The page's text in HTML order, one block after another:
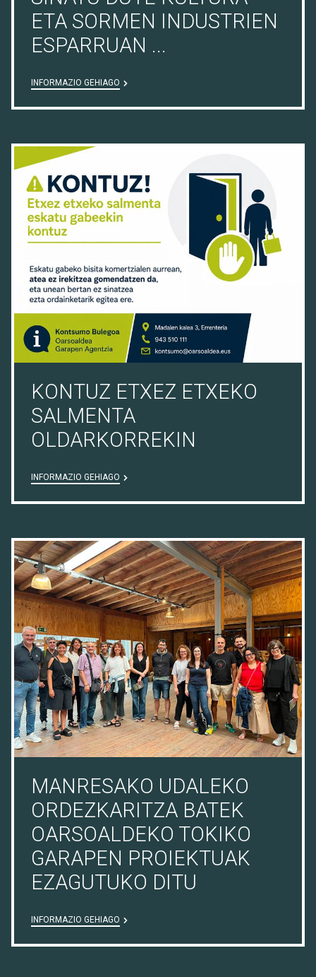
ETA SORMEN INDUSTRIEN
ESPARRUAN ...
INFORMAZIO GEHIAGO
08/07/26
KONTUZ ETXEZ ETXEKO
SALMENTA
OLDARKORREKIN
INFORMAZIO GEHIAGO
03/07/26
MANRESAKO UDALEKO
ORDEZKARITZA BATEK
OARSOALDEKO TOKIKO
GARAPEN PROIEKTUAK
EZAGUTUKO DITU
INFORMAZIO GEHIAGO